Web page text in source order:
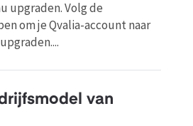
upgraden. Volg de
om je Qvalia-account naar
van